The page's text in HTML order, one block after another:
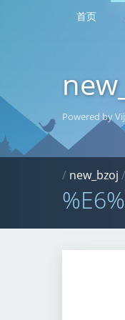
首页
Powered by
/ new_bzoj /